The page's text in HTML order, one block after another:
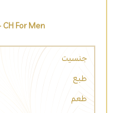
CH For Men
جنسیت
طبع
طعم